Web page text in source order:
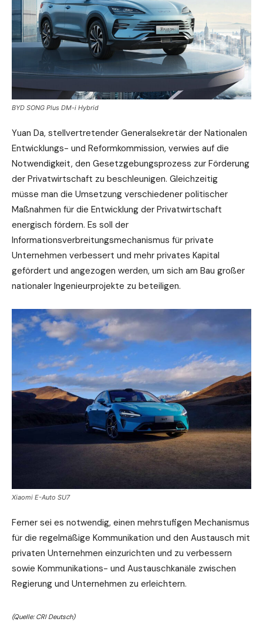
BYD SONG Plus DM-i Hybrid
Yuan Da, stellvertretender Generalsekretär der Nationalen
Entwicklungs- und Reformkommission, verwies auf die
Notwendigkeit, den Gesetzgebungsprozess zur Förderung
der Privatwirtschaft zu beschleunigen. Gleichzeitig
müsse man die Umsetzung verschiedener politischer
Maßnahmen für die Entwicklung der Privatwirtschaft
energisch fördern. Es soll der
Informationsverbreitungsmechanismus für private
Unternehmen verbessert und mehr privates Kapital
gefördert und angezogen werden, um sich am Bau großer
nationaler Ingenieurprojekte zu beteiligen.
Xiaomi E-Auto SU7
Ferner sei es notwendig, einen mehrstufigen Mechanismus
für die regelmäßige Kommunikation und den Austausch mit
privaten Unternehmen einzurichten und zu verbessern
sowie Kommunikations- und Austauschkanäle zwischen
Regierung und Unternehmen zu erleichtern.
(Quelle: CRI Deutsch)